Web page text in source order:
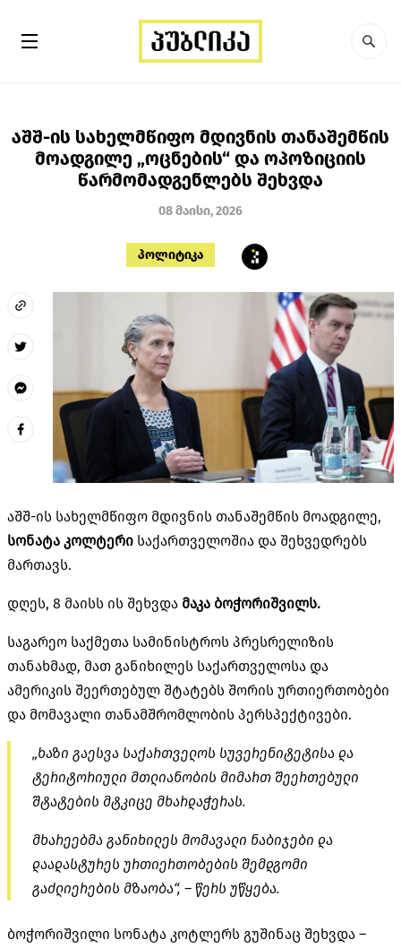
აშშ-ის სახელმწიფო მდივნის თანაშემწის
მოადგილე „ოცნების“ და ოპოზიციის
წარმომადგენლებს შეხვდა
08 მაისი, 2026
პოლიტიკა
აშშ-ის სახელმწიფო მდივნის თანაშემწის მოადგილე,
სონატა კოლტერი საქართველოშია და შეხვედრებს
მართავს.
დღეს, 8 მაისს ის შეხვდა მაკა ბოჭორიშვილს.
საგარეო საქმეთა სამინისტროს პრესრელიზის
თანახმად, მათ განიხილეს საქართველოსა და
ამერიკის შეერთებულ შტატებს შორის ურთიერთობები
და მომავალი თანამშრომლობის პერსპექტივები.
„ხაზი გაესვა საქართველოს სუვერენიტეტისა და
ტერიტორიული მთლიანობის მიმართ შეერთებული
შტატების მტკიცე მხარდაჭერას.
მხარეებმა განიხილეს მომავალი ნაბიჯები და
დაადასტურეს ურთიერთობების შემდგომი
გაძლიერების მზაობა“, – წერს უწყება.
ბოჭორიშვილი სონატა კოტლერს გუშინაც შეხვდა –